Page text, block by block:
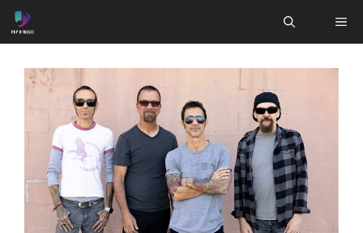
Aller
au